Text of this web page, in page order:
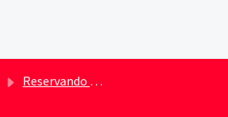
Reservando un hotel